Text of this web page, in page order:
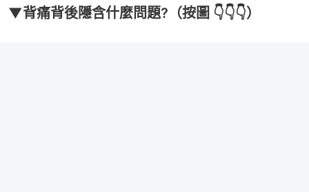
▼背痛背後隱含什麼問題?（按圖 👇👇👇）